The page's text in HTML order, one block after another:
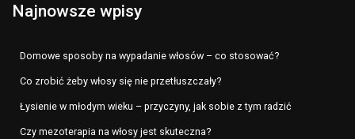
Najnowsze wpisy
Domowe sposoby na wypadanie włosów – co stosować?
Co zrobić żeby włosy się nie przetłuszczały?
Łysienie w młodym wieku – przyczyny, jak sobie z tym radzić
Czy mezoterapia na włosy jest skuteczna?